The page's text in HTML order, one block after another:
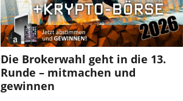
Die Brokerwahl geht in die 13.
Runde – mitmachen und
gewinnen